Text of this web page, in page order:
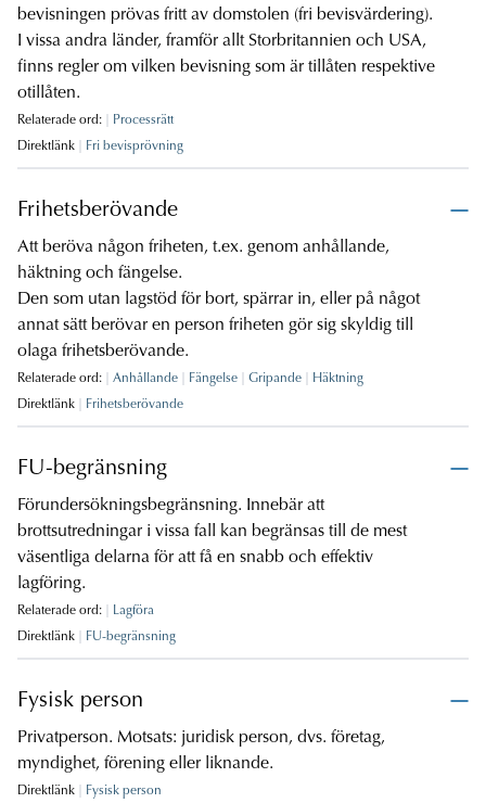
bevisningen prövas fritt av domstolen (fri bevisvärdering).
I vissa andra länder, framför allt Storbritannien och USA,
finns regler om vilken bevisning som är tillåten respektive
otillåten.
Relaterade ord:
Processrätt
Direktlänk
Fri bevisprövning
Frihetsberövande
Att beröva någon friheten, t.ex. genom anhållande,
häktning och fängelse.
Den som utan lagstöd för bort, spärrar in, eller på något
annat sätt berövar en person friheten gör sig skyldig till
olaga frihetsberövande.
Relaterade ord: Anhållande Fängelse Gripande
Häktning
Direktlänk
Frihetsberövande
FU-begränsning
Förundersökningsbegränsning. Innebär att
brottsutredningar i vissa fall kan begränsas till de mest
väsentliga delarna för att få en snabb och effektiv
lagföring.
Relaterade ord:
Lagföra
Direktlänk
FU-begränsning
Fysisk person
Privatperson. Motsats: juridisk person, dvs. företag,
myndighet, förening eller liknande.
Direktlänk Fysisk person